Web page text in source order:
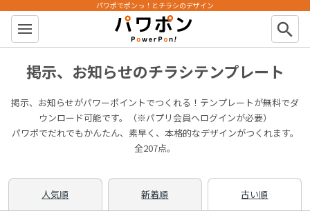
パワポン
パワポでポンっ！とチラシのデザイン
search
掲示、お知らせのチラシテンプレート
掲示、お知らせがパワーポイントでつくれる！テンプレートが無料でダ
ウンロード可能です。（※パプリ会員へログインが必要）
パワポでだれでもかんたん、素早く、本格的なデザインがつくれます。
全207点。
人気順 新着順 古い順